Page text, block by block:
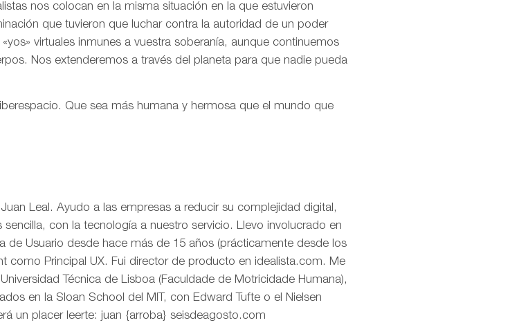
nos colocan en la misma situación en la que estuvieron
que tuvieron que luchar contra la autoridad de un poder
virtuales inmunes a vuestra soberanía, aunque continuemos
Nos extenderemos a través del planeta para que nadie pueda
Que sea más humana y hermosa que el mundo que
Leal. Ayudo a las empresas a reducir su complejidad digital,
con la tecnología a nuestro servicio. Llevo involucrado en
de Usuario desde hace más de 15 años (prácticamente desde los
como Principal UX. Fui director de producto en idealista.com. Me
Técnica de Lisboa (Faculdade de Motricidade Humana),
en la Sloan School del MIT, con Edward Tufte o el Nielsen
un placer leerte: juan {arroba} seisdeagosto.com